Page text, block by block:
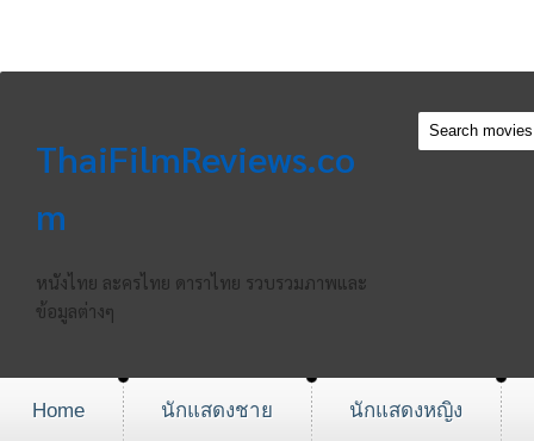
ThaiFilmReviews.co
m
หนังไทย ละครไทย ดาราไทย รวบรวมภาพและ
ข้อมูลต่างๆ
Home นักแสดงชาย นักแสดงหญิง